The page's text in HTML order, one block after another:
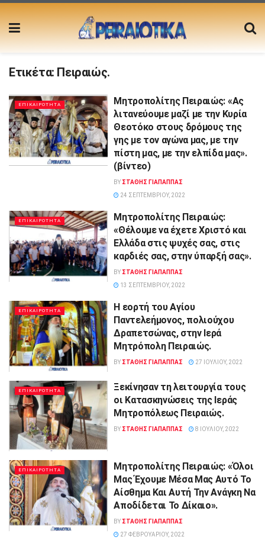
Ετικέτα: Πειραιώς.
ΕΠΙΚΑΙΡΟΤΗΤΑ
Μητροπολίτης Πειραιώς: «Ας
λιτανεύουμε μαζί με την Κυρία
Θεοτόκο στους δρόμους της
γης με τον αγώνα μας, με την
πίστη μας, με την ελπίδα μας».
(βίντεο)
BY ΣΤΑΘΗΣ ΓΊΑΠΑΠΠΑΣ
24 ΣΕΠΤΕΜΒΡΊΟΥ, 2022
ΕΠΙΚΑΙΡΟΤΗΤΑ
Μητροπολίτης Πειραιώς:
«Θέλουμε να έχετε Χριστό και
Ελλάδα στις ψυχές σας, στις
καρδιές σας, στην ύπαρξή σας».
BY ΣΤΑΘΗΣ ΓΊΑΠΑΠΠΑΣ
13 ΣΕΠΤΕΜΒΡΊΟΥ, 2022
ΕΠΙΚΑΙΡΟΤΗΤΑ
Η εορτή του Αγίου
Παντελεήμονος, πολιούχου
Δραπετσώνας, στην Ιερά
Μητρόπολη Πειραιώς.
BY ΣΤΑΘΗΣ ΓΊΑΠΑΠΠΑΣ 27 ΙΟΥΛΊΟΥ, 2022
ΕΠΙΚΑΙΡΟΤΗΤΑ
Ξεκίνησαν τη λειτουργία τους
οι Κατασκηνώσεις της Ιεράς
Μητροπόλεως Πειραιώς.
BY ΣΤΑΘΗΣ ΓΊΑΠΑΠΠΑΣ 8 ΙΟΥΛΊΟΥ, 2022
ΕΠΙΚΑΙΡΟΤΗΤΑ
Μητροπολίτης Πειραιώς: «Όλοι
Μας Έχουμε Μέσα Μας Αυτό Το
Αίσθημα Και Αυτή Την Ανάγκη Να
Αποδίδεται Το Δίκαιο».
BY ΣΤΑΘΗΣ ΓΊΑΠΑΠΠΑΣ
27 ΦΕΒΡΟΥΑΡΊΟΥ, 2022